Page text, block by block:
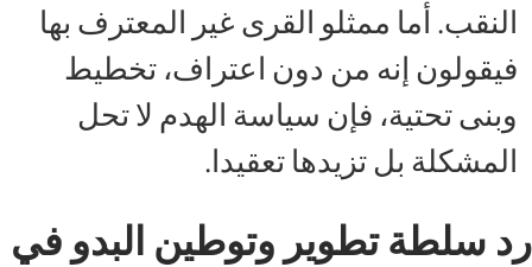
النقب. أما ممثلو القرى غير المعترف بها
فيقولون إنه من دون اعتراف، تخطيط
وبنى تحتية، فإن سياسة الهدم لا تحل
المشكلة بل تزيدها تعقيدا.
رد سلطة تطوير وتوطين البدو في